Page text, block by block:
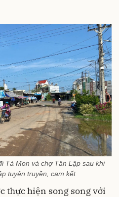
Tà Mon và chợ Tân Lập sau khi
tuyên truyền, cam kết
thực hiện song song với